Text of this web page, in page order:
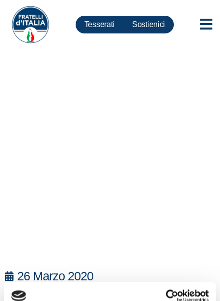
Tesserati Sostienici
26 Marzo 2020
“Bene che dopo la mia denuncia sul focolare